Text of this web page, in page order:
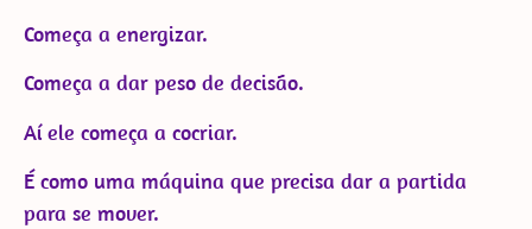
Começa a energizar.
Começa a dar peso de decisão.
Aí ele começa a cocriar.
É como uma máquina que precisa dar a partida
para se mover.